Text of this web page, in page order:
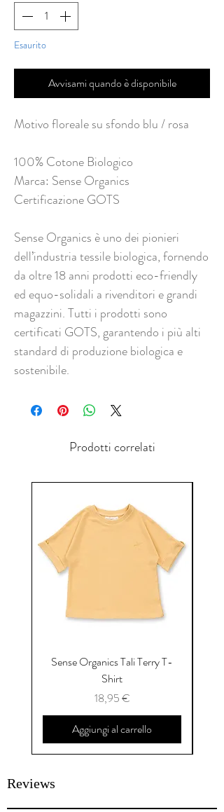
Esaurito
Avvisami quando è disponibile
Motivo floreale su sfondo blu / rosa
100% Cotone Biologico
Marca: Sense Organics
Certificazione GOTS
Sense Organics è uno dei pionieri
dell’industria tessile biologica, fornendo
da oltre 18 anni prodotti eco-friendly
ed equo-solidali a rivenditori e grandi
magazzini. Tutti i prodotti sono
certificati GOTS, garantendo i più alti
standard di produzione biologica e
sostenibile.
Prodotti correlati
Sense Organics Tali Terry T-
Shirt
Prezzo
18,95 €
Aggiungi al carrello
Reviews